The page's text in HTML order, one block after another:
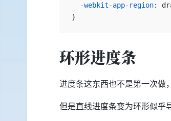
  -webkit-app-region
:
}
环形进度条
进度条这东西也不是第一次做
但是直线进度条变为环形似乎